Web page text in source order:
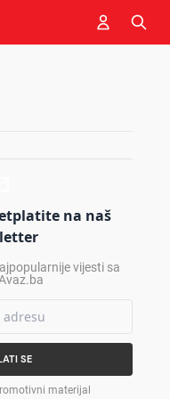
na naš
vijesti sa
SE
materijal